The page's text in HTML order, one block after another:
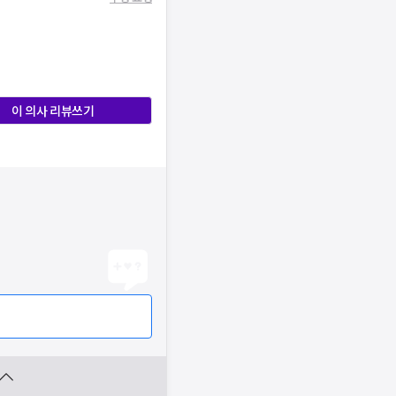
이 의사 리뷰쓰기